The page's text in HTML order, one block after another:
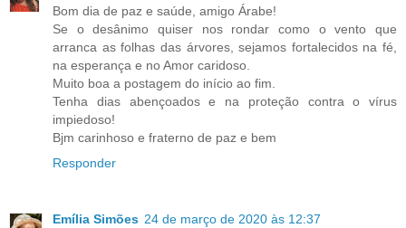
Bom dia de paz e saúde, amigo Árabe!
Se o desânimo quiser nos rondar como o vento que
arranca as folhas das árvores, sejamos fortalecidos na fé,
na esperança e no Amor caridoso.
Muito boa a postagem do início ao fim.
Tenha dias abençoados e na proteção contra o vírus
impiedoso!
Bjm carinhoso e fraterno de paz e bem
Responder
Emília Simões 24 de março de 2020 às 12:37